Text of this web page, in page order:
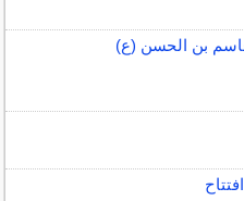
بن الحسن (ع)